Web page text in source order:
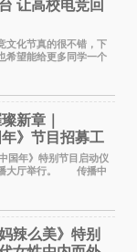
让高校电竞回
化节真的很不错，下
希望能给更多同学一个
卓威高校电竞文化节
束后，仍有不少高校电
新章｜
》节目招募工
年》特别节目启动仪
播大厅举行。 传播中
国风艺术，打造高规
艺盛典，是璀璨中国年
辣么美》特别